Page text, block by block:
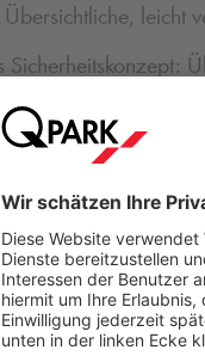
Übersichtliche, leicht
Sicherheitskonzept:
E-